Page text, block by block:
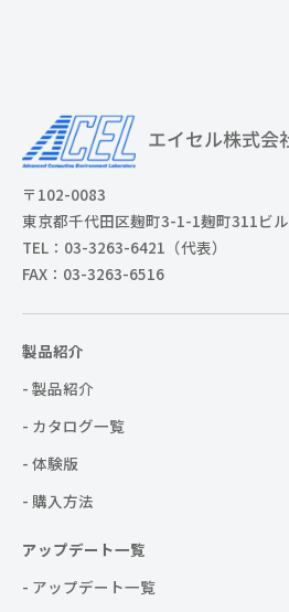
〒102-0083
東京都千代田区麹町3-1-1麹町311ビル
TEL：03-3263-6421（代表）
FAX：03-3263-6516
製品紹介
- 製品紹介
- カタログ一覧
- 体験版
- 購入方法
アップデート一覧
- アップデート一覧